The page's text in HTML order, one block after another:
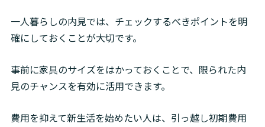
一人暮らしの内見では、チェックするべきポイントを明
確にしておくことが大切です。
事前に家具のサイズをはかっておくことで、限られた内
見のチャンスを有効に活用できます。
費用を抑えて新生活を始めたい人は、引っ越し初期費用